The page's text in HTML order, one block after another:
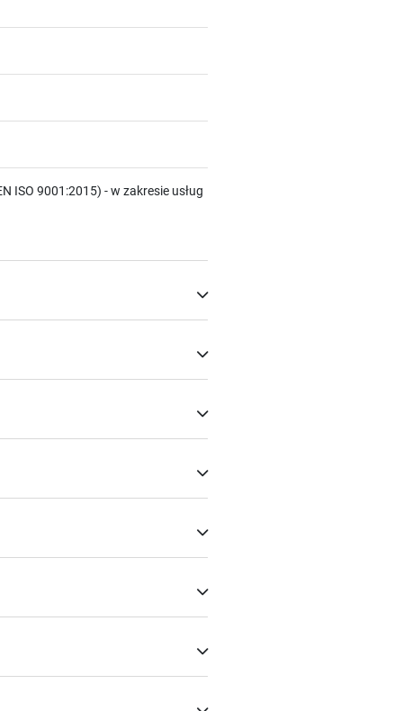
ISO 9001:2015) - w zakresie usług